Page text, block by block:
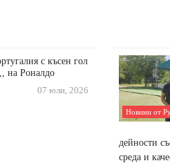
с късен гол
на Роналдо
07 юли, 2026
Новини от
дейности
среда и